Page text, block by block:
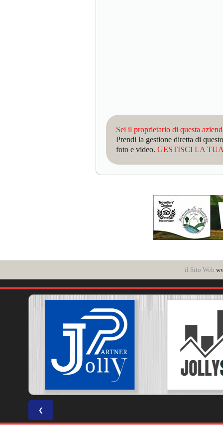
Sei il proprietario di questa
Prendi la gestione diretta di
foto e video. GESTISCI LA
il Sito Web
❮